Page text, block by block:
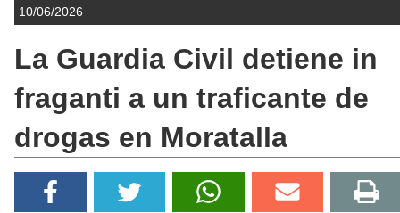
10/06/2026
La Guardia Civil detiene in
fraganti a un traficante de
drogas en Moratalla